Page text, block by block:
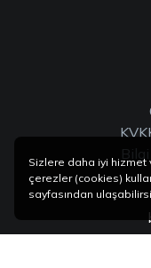
Sizlere daha iyi
çerezler (cookies)
sayfasından